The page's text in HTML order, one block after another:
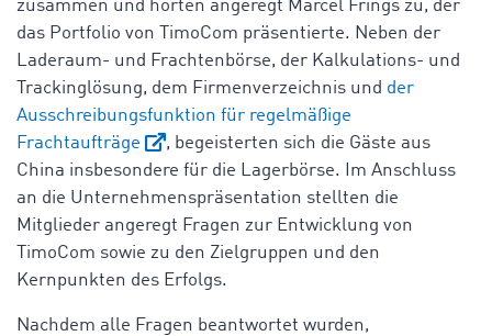
zusammen und hörten angeregt Marcel Frings zu, der
das Portfolio von TimoCom präsentierte. Neben der
Laderaum- und Frachtenbörse, der Kalkulations- und
Trackinglösung, dem Firmenverzeichnis und der
Ausschreibungsfunktion für regelmäßige
Frachtaufträge
, begeisterten sich die Gäste aus
China insbesondere für die Lagerbörse. Im Anschluss
an die Unternehmenspräsentation stellten die
Mitglieder angeregt Fragen zur Entwicklung von
TimoCom sowie zu den Zielgruppen und den
Kernpunkten des Erfolgs.
Nachdem alle Fragen beantwortet wurden,